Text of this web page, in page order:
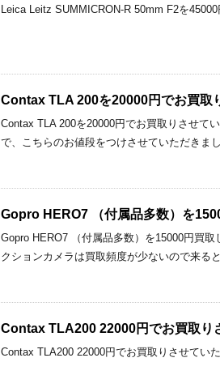
Leica Leitz SUMMICRON-R 50mm F2を
Contax TLA 200を20000円でお買取
Contax TLA 200を20000円でお買取りさせて
で、こちらのお値段をつけさせていただきまし
Gopro HERO7 （付属品多数）を
Gopro HERO7 （付属品多数）を15000円買
クションカメラは買取頻度が少ないので来る
Contax TLA200 22000円でお買取り
Contax TLA200 22000円でお買取りさせていた